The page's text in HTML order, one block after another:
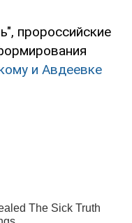
пророссийские
и Авдеевке